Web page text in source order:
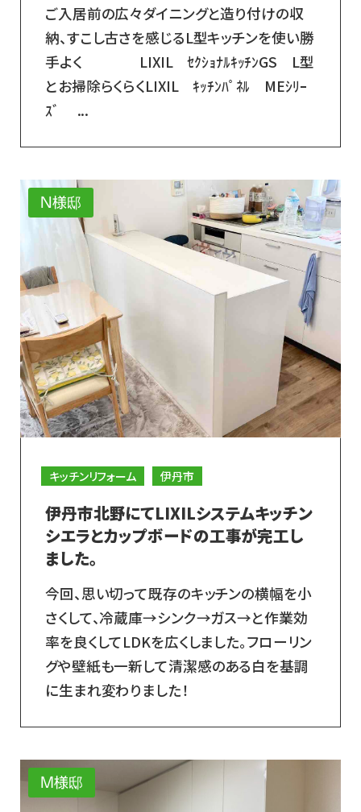
ご入居前の広々ダイニングと造り付けの収
納、すこし古さを感じるL型キッチンを使い勝
手よく LIXIL ｾｸｼｮﾅﾙｷｯﾁﾝGS L型
とお掃除らくらくLIXIL ｷｯﾁﾝﾊﾟﾈﾙ MEｼﾘｰ
ｽﾞ ...
N様邸
キッチンリフォーム 伊丹市
伊丹市北野にてLIXILシステムキッチン
シエラとカップボードの工事が完工し
ました。
今回、思い切って既存のキッチンの横幅を小
さくして、冷蔵庫→シンク→ガス→と作業効
率を良くしてLDKを広くしました。フローリン
グや壁紙も一新して清潔感のある白を基調
に生まれ変わりました！
M様邸